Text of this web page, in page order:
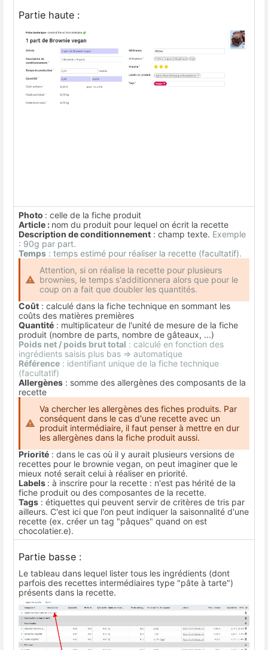
Partie haute :
Photo : celle de la fiche produit
Article : nom du produit pour lequel on écrit la recette
Description de conditionnement : champ texte. Exemple
: 90g par part.
Temps : temps estimé pour réaliser la recette (facultatif).
Attention, si on réalise la recette pour plusieurs
brownies, le temps s'additionnera alors que pour le
coup on a fait que doubler les quantités.
Coût : calculé dans la fiche technique en sommant les
coûts des matières premières
Quantité : multiplicateur de l'unité de mesure de la fiche
produit (nombre de parts, nombre de gâteaux, ...)
Poids net / poids brut total : calculé en fonction des
ingrédients saisis plus bas => automatique
Référence : identifiant unique de la fiche technique
(facultatif)
Allergènes : somme des allergènes des composants de la
recette
Va chercher les allergènes des fiches produits. Par
conséquent dans le cas d'une recette avec un
produit intermédiaire, il faut penser à mettre en dur
les allergènes dans la fiche produit aussi.
Priorité : dans le cas où il y aurait plusieurs versions de
recettes pour le brownie vegan, on peut imaginer que le
mieux noté serait celui à réaliser en priorité.
Labels : à inscrire pour la recette : n'est pas hérité de la
fiche produit ou des composantes de la recette.
Tags : étiquettes qui peuvent servir de critères de tris par
ailleurs. C'est ici que l'on peut indiquer la saisonnalité d'une
recette (ex. créer un tag "pâques" quand on est
chocolatier.e).
Partie basse :
Le tableau dans lequel lister tous les ingrédients (dont
parfois des recettes intermédiaires type "pâte à tarte")
présents dans la recette.